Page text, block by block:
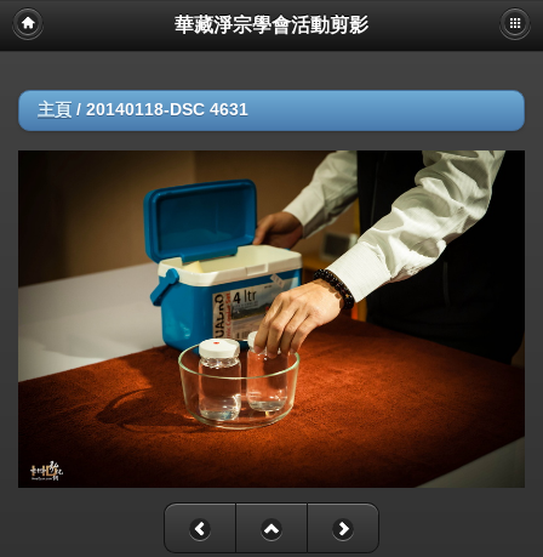
華藏淨宗學會活動剪影
主頁 / 20140118-DSC 4631